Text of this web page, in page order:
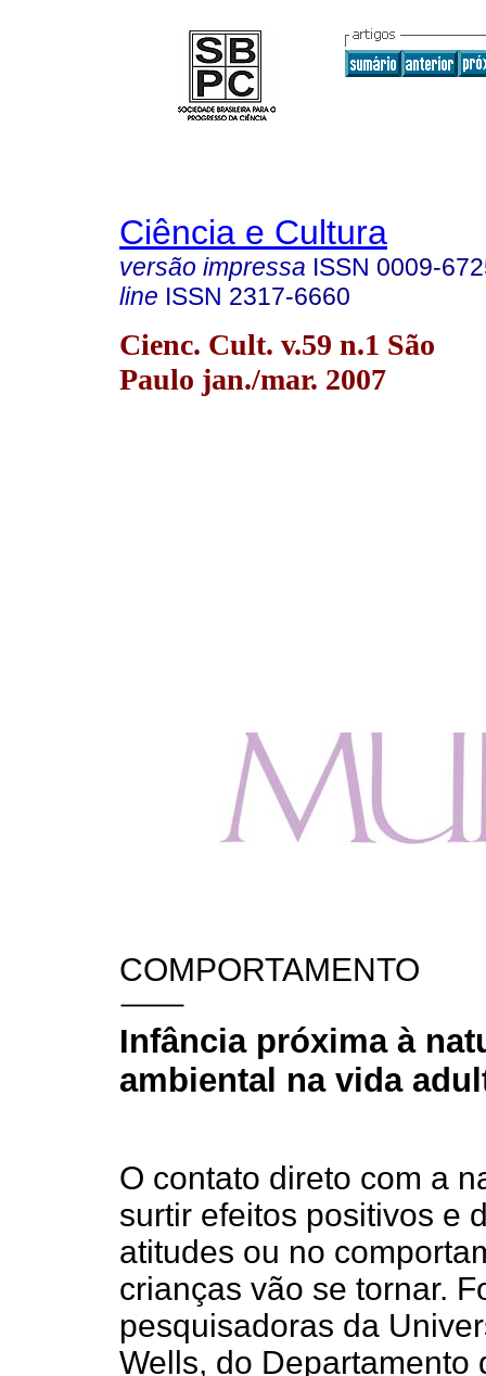
Ciência e Cultura
versão impressa ISSN 0009-
line ISSN 2317-6660
Cienc. Cult. v.59 n.1 São
Paulo jan./mar. 2007
COMPORTAMENTO
Infância próxima à
ambiental na vida
O contato direto com a
surtir efeitos positivos e
atitudes ou no
crianças vão se tornar.
pesquisadoras da
Wells, do Departamento